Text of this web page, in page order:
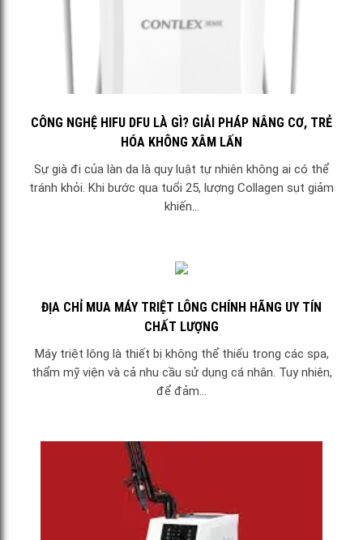
CÔNG NGHỆ HIFU DFU LÀ GÌ? GIẢI PHÁP NÂNG CƠ, TRẺ
HÓA KHÔNG XÂM LẤN
Sự già đi của làn da là quy luật tự nhiên không ai có thể
tránh khỏi. Khi bước qua tuổi 25, lượng Collagen sụt giảm
khiến...
ĐỊA CHỈ MUA MÁY TRIỆT LÔNG CHÍNH HÃNG UY TÍN
CHẤT LƯỢNG
Máy triệt lông là thiết bị không thể thiếu trong các spa,
thẩm mỹ viện và cả nhu cầu sử dụng cá nhân. Tuy nhiên,
để đảm...